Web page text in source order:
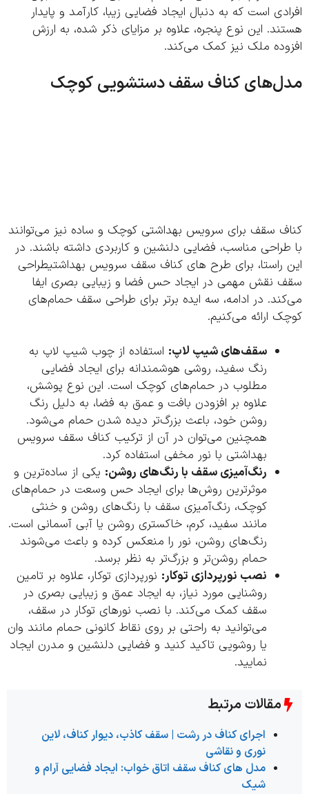
است که به دنبال ایجاد فضایی زیبا، کارآمد و پایدار
این نوع پنجره، علاوه بر مزایای ذکر شده، به ارزش
ملک نیز کمک می‌کند.
کناف سقف دستشویی کوچک
سقف برای سرویس بهداشتی کوچک و ساده نیز می‌توانند
مناسب، فضایی دلنشین و کاربردی داشته باشند. در
راستا، برای طرح های کناف سقف سرویس بهداشتیطراحی
نقش مهمی در ایجاد حس فضا و زیبایی بصری ایفا
در ادامه، سه ایده برتر برای طراحی سقف حمام‌های
ارائه می‌کنیم.
سقف‌های شیپ لاپ: استفاده از چوب شیپ لاپ به
رنگ سفید، روشی هوشمندانه برای ایجاد فضایی
مطلوب در حمام‌های کوچک است. این نوع پوشش،
علاوه بر افزودن بافت و عمق به فضا، به دلیل رنگ
روشن خود، باعث بزرگ‌تر دیده شدن حمام می‌شود.
همچنین می‌توان در آن از ترکیب کناف سقف سرویس
بهداشتی با نور مخفی استفاده کرد.
رنگ‌آمیزی سقف با رنگ‌های روشن:یکی از ساده‌ترین و
موثرترین روش‌ها برای ایجاد حس وسعت در حمام‌های
کوچک، رنگ‌آمیزی سقف با رنگ‌های روشن و خنثی
مانند سفید، کرم، خاکستری روشن یا آبی آسمانی است.
رنگ‌های روشن، نور را منعکس کرده و باعث می‌شوند
حمام روشن‌تر و بزرگ‌تر به نظر برسد.
نصب نورپردازی توکار:نورپردازی توکار، علاوه بر تامین
روشنایی مورد نیاز، به ایجاد عمق و زیبایی بصری در
سقف کمک می‌کند. با نصب نورهای توکار در سقف،
می‌توانید به راحتی بر روی نقاط کانونی حمام مانند وان
یا روشویی تاکید کنید و فضایی دلنشین و مدرن ایجاد
نمایید.
مقالات مرتبط
اجرای کناف در رشت | سقف کاذب، دیوار کناف، لاین
نوری و نقاشی
مدل های کناف سقف اتاق خواب: ایجاد فضایی آرام و
شیک